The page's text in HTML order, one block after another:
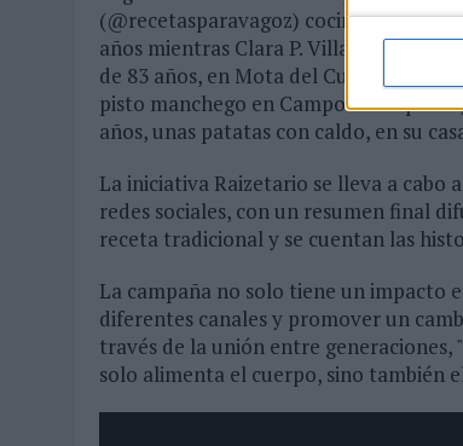
(@recetasparavagoz) cocina una
años mientras Clara P. Villalón
de 83 años, en Mota del Cuervo.
pisto manchego en Campo de
años, unas patatas con caldo, en su
La iniciativa Raizetario se lleva a cabo
redes sociales, con un resumen final
receta tradicional y se cuentan las
La campaña no solo tiene un impacto
diferentes canales y promover un
través de la unión entre generaciones,
solo alimenta el cuerpo, sino también